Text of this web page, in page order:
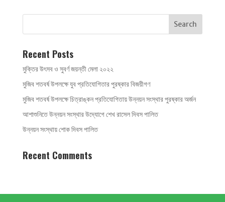
Recent Posts
মুক্তির উৎসব ও সুবর্ণ জয়ন্তী মেলা ২০২২
মুজিব শতবর্ষ উপলক্ষে যুব প্রতিযোগিতার পুরষ্কার বিজয়ীগণ
মুজিব শতবর্ষ উপলক্ষে চিত্রাঙ্কন প্রতিযোগিতায় উন্নয়ন সংস্থার পুরষ্কার অর্জন
আশাশুনিতে উন্নয়ন সংস্থার উদ্যোগে শেখ রাসেল দিবস পালিত
উন্নয়ন সংস্থায় শোক দিবস পালিত
Recent Comments